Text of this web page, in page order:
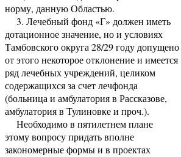
норму, данную Областью.
3. Лечебный фонд «Г» должен иметь
дотационное значение, но и условиях
Тамбовского округа 28/29 году допущено
от этого некоторое отклонение и имеется
ряд лечебных учреждений, целиком
содержащихся за счет лечфонда
(больница и амбулатория в Рассказове,
амбулатория в Тулиновке и проч.).
Необходимо в пятилетнем плане
этому вопросу придать вполне
закономерные формы и в проектах